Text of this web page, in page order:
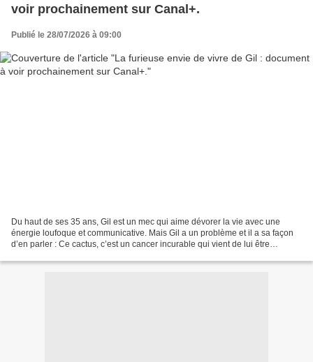
voir prochainement sur Canal+.
Publié le 28/07/2026 à 09:00
Du haut de ses 35 ans, Gil est un mec qui aime dévorer la vie avec une
énergie loufoque et communicative. Mais Gil a un problème et il a sa façon
d’en parler : Ce cactus, c’est un cancer incurable qui vient de lui être